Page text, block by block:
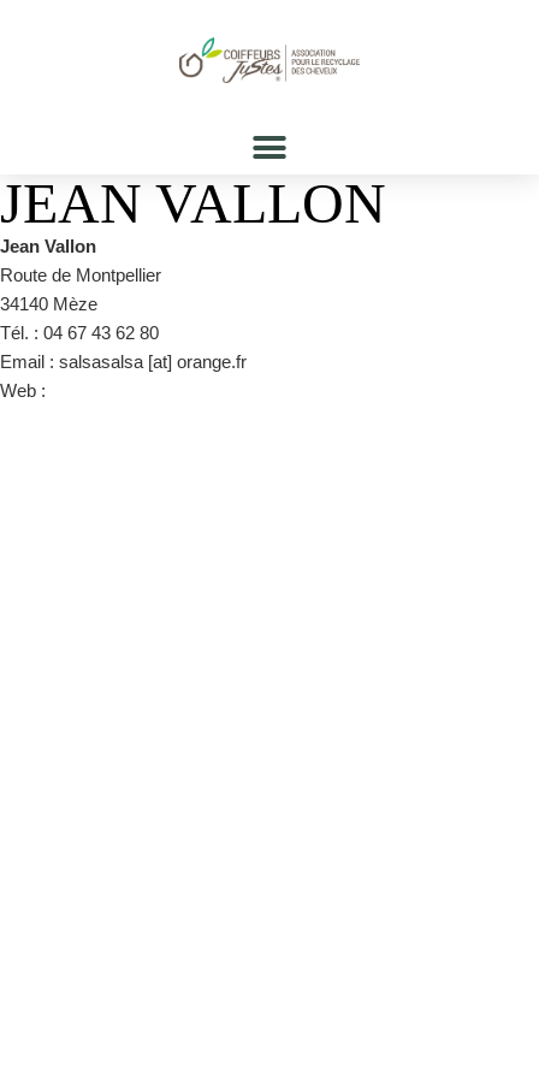
JEAN VALLON
Jean Vallon
Route de Montpellier
34140 Mèze
Tél. : 04 67 43 62 80
Email : salsasalsa [at] orange.fr
Web :